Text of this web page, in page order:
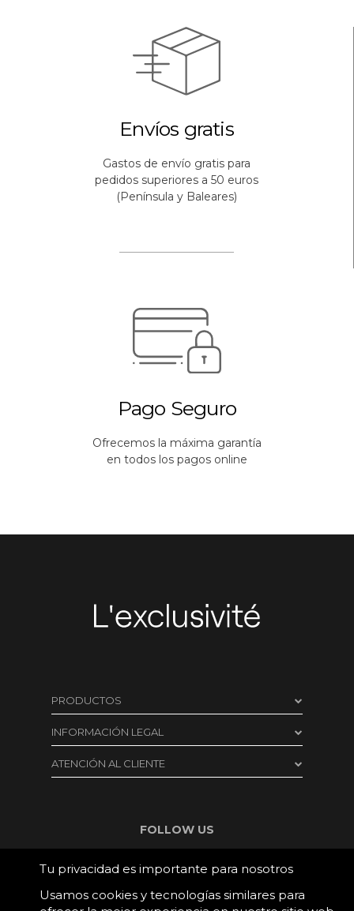
Envíos gratis
Gastos de envío gratis para
pedidos superiores a 50 euros
(Península y Baleares)
Pago Seguro
Ofrecemos la máxima garantía
en todos los pagos online
PRODUCTOS
Cosmética Capilar
Cosmética facial
Consultas Virtuales
Firmas
INFORMACIÓN LEGAL
Aviso legal
Formulario de desistimiento
Cláusula recogida datos
ATENCIÓN AL CLIENTE
Cambios y devoluciones
Pago seguro
Teléfono:
FOLLOW US
Tu privacidad es importante para nosotros
Usamos cookies y tecnologías similares para